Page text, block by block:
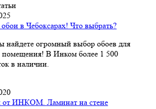
в Чебоксарах! Что выбрать?
найдете огромный выбор обоев для
помещения! В Инком более 1 500
в наличии.
от ИНКОМ. Ламинат на стене